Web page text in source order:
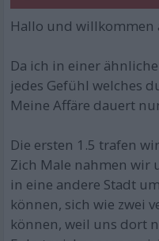
Hallo und willkommen
Da ich in einer
jedes Gefühl welches
Meine Affäre dauert
Die ersten 1.5 trafen
Zich Male nahmen wir
in eine andere Stadt
können, sich wie zwei
können, weil uns dort